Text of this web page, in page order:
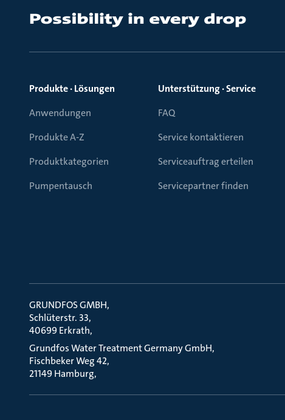
Produkte · Lösungen
Anwendungen
Produkte A-Z
Produktkategorien
Pumpentausch
Unterstützung · Service
FAQ
Service kontaktieren
Serviceauftrag erteilen
Servicepartner finden
GRUNDFOS GMBH
Schlüterstr. 33
40699 Erkrath
Grundfos Water Treatment Germany GmbH
Fischbeker Weg 42
21149 Hamburg